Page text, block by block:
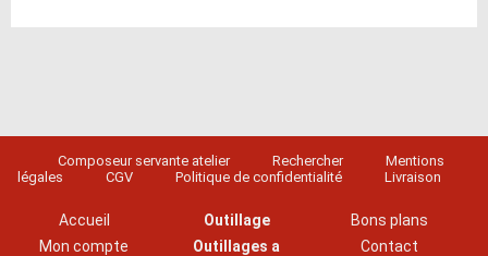
Composeur servante atelier Rechercher
Mentions
légales
CGV Politique de confidentialité Livraison
Accueil
Mon compte
Outillage
Outillages a
Bons plans
Contact